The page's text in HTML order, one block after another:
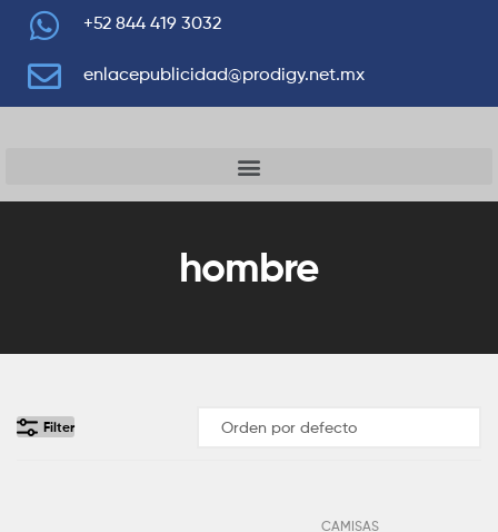
enlacepublicidad@prodigy.net.mx
+52 844 419 3032
hombre
Filter
CAMISAS